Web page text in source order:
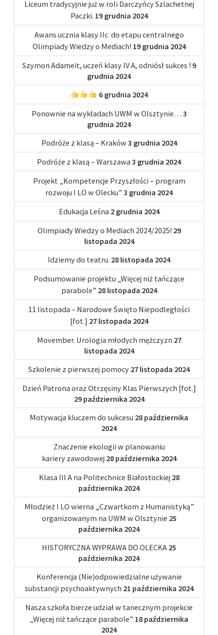
Liceum tradycyjnie już w roli Darczyńcy Szlachetnej
Paczki. 19 grudnia 2024
Awans ucznia klasy IIc do etapu centralnego
Olimpiady Wiedzy o Mediach! 19 grudnia 2024
Szymon Adameit, uczeń klasy IV A, odniósł sukces ! 9
grudnia 2024
6 grudnia 2024
Ponownie na wykładach UWM w Olsztynie… 3
grudnia 2024
Podróże z klasą – Kraków 3 grudnia 2024
Podróże z klasą – Warszawa 3 grudnia 2024
Projekt „Kompetencje Przyszłości – program
rozwoju I LO w Olecku” 3 grudnia 2024
Edukacja Leśna 2 grudnia 2024
Olimpiady Wiedzy o Mediach 2024/2025! 29
listopada 2024
Idziemy do teatru. 28 listopada 2024
Podsumowanie projektu „Więcej niż tańczące
parabole” 28 listopada 2024
11 listopada – Narodowe Święto Niepodległości
[fot.] 27 listopada 2024
Movember. Urologia młodych mężczyzn 27
listopada 2024
Szkolenie z pierwszej pomocy 27 listopada 2024
Dzień Patrona oraz Otrzęsiny Klas Pierwszych [fot.]
29 października 2024
Motywacja kluczem do sukcesu 28 października
2024
Znaczenie ekologii w planowaniu
kariery zawodowej 28 października 2024
Klasa III A na Politechnice Białostockiej 28
października 2024
Młodzież I LO wierna „Czwartkom z Humanistyką”
organizowanym na UWM w Olsztynie 25
października 2024
HISTORYCZNA WYPRAWA DO OLECKA 25
października 2024
Konferencja (Nie)odpowiedzialne używanie
substancji psychoaktywnych 21 października 2024
Nasza szkoła bierze udział w tanecznym projekcie
„Więcej niż tańczące parabole” 18 października
2024